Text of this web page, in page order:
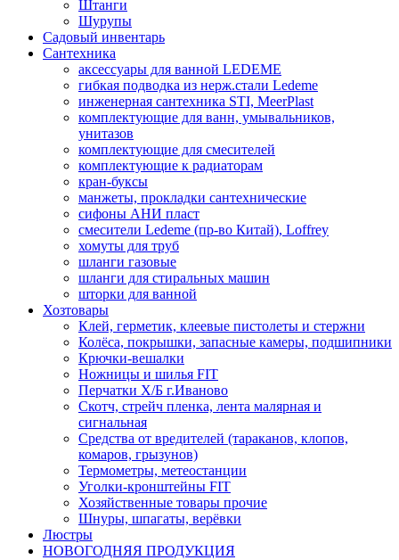
Штанги
Шурупы
Садовый инвентарь
Сантехника
аксессуары для ванной LEDEME
гибкая подводка из нерж.стали Ledeme
инженерная сантехника STI, MeerPlast
комплектующие для ванн, умывальников,
унитазов
комплектующие для смесителей
комплектующие к радиаторам
кран-буксы
манжеты, прокладки сантехнические
сифоны АНИ пласт
смесители Ledeme (пр-во Китай), Loffrey
хомуты для труб
шланги газовые
шланги для стиральных машин
шторки для ванной
Хозтовары
Клей, герметик, клеевые пистолеты и стержни
Колёса, покрышки, запасные камеры, подшипники
Крючки-вешалки
Ножницы и шилья FIT
Перчатки Х/Б г.Иваново
Скотч, стрейч пленка, лента малярная и
сигнальная
Средства от вредителей (тараканов, клопов,
комаров, грызунов)
Термометры, метеостанции
Уголки-кронштейны FIT
Хозяйственные товары прочие
Шнуры, шпагаты, верёвки
Люстры
НОВОГОДНЯЯ ПРОДУКЦИЯ